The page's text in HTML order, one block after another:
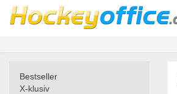
Bestseller
X-klusiv